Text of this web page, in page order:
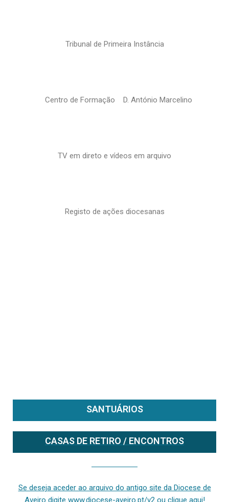
Tribunal de Primeira Instância
Centro de Formação D. António Marcelino
TV em direto e vídeos em arquivo
Registo de ações diocesanas
SANTUÁRIOS
CASAS DE RETIRO / ENCONTROS
Se deseja aceder ao arquivo do antigo site da Diocese de
Aveiro digite www.diocese-aveiro.pt/v2 ou clique aqui!